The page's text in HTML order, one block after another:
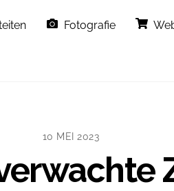
Fotografie
10 MEI 2023
To